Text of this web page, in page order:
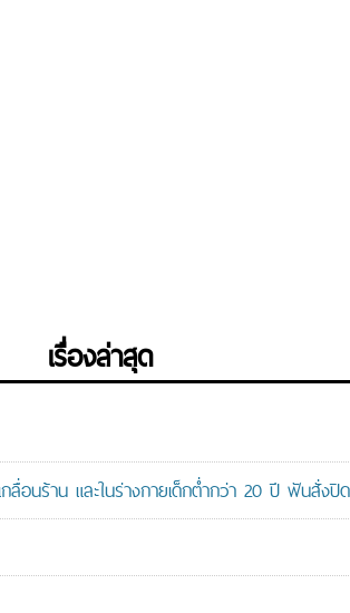
เรื่องล่าสุด
กลื่อนร้าน และในร่างกายเด็กต่ำกว่า 20 ปี ฟันสั่ง